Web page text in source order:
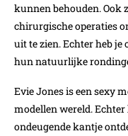
kunnen behouden. Ook
chirurgische operaties
uit te zien. Echter heb je
hun natuurlijke
Evie Jones is een sexy
modellen wereld.
ondeugende kantje